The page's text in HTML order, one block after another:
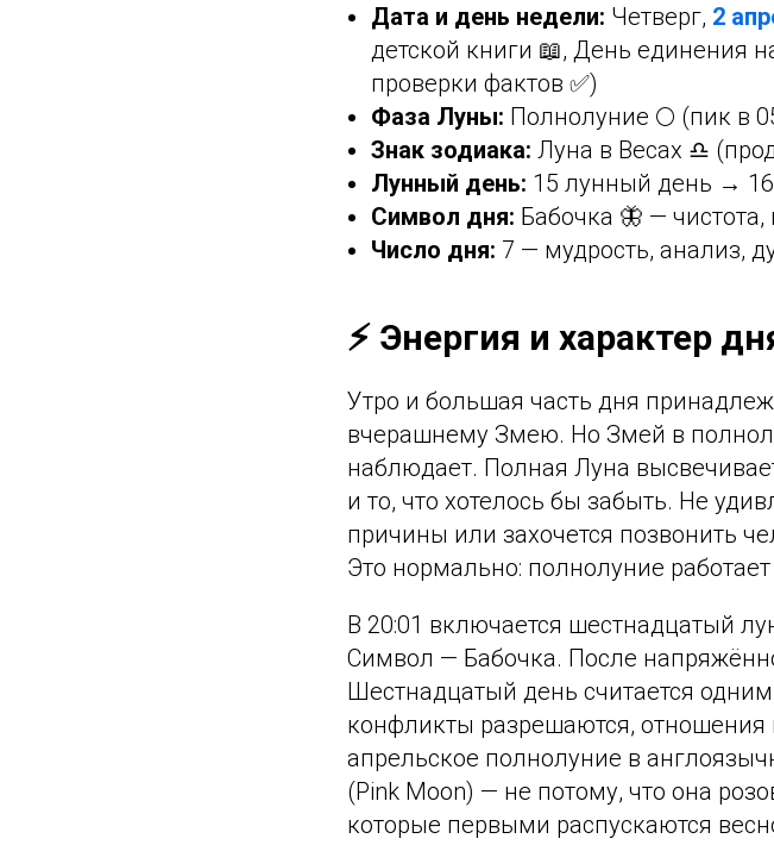
Дата и день недели: Четверг, 2
детской книги 📖, День единения
проверки фактов ✅)
Фаза Луны: Полнолуние 🌕 (пик в
Знак зодиака: Луна в Весах ♎
Лунный день: 15 лунный день →
Символ дня: Бабочка 🦋 —
Число дня: 7 — мудрость, анализ,
⚡ Энергия и характер
Утро и большая часть дня
вчерашнему Змею. Но Змей в
наблюдает. Полная Луна
и то, что хотелось бы забыть. Не
причины или захочется позвонить
Это нормально: полнолуние
В 20:01 включается шестнадцатый
Символ — Бабочка. После
Шестнадцатый день считается
конфликты разрешаются, отношения
апрельское полнолуние в
(Pink Moon) — не потому, что она
которые первыми распускаются